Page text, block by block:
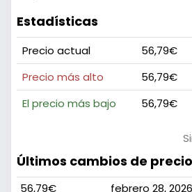
Estadísticas
Precio actual 56,79€
Precio más alto
56,79€
El precio más bajo
56,79€
Últimos cambios de precio
56,79€ febrero 28, 2026